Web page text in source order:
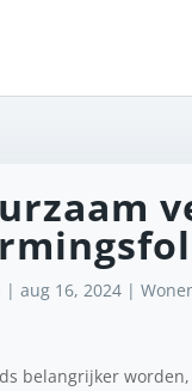
| aug 16, 2024|
belangrijker